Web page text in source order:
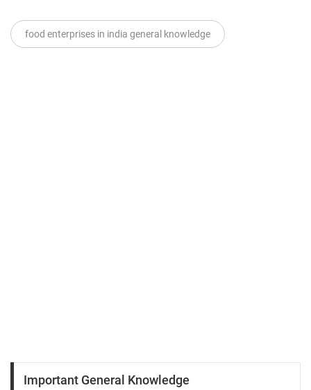
food enterprises in india general knowledge
Important General Knowledge